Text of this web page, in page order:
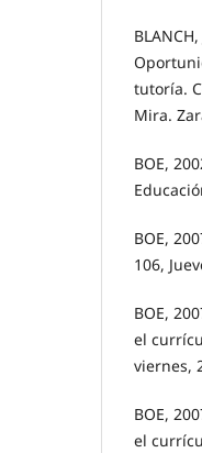
tutoría.
Mira.
BOE,
BOE,
106,
BOE,
el
viernes,
BOE,
el